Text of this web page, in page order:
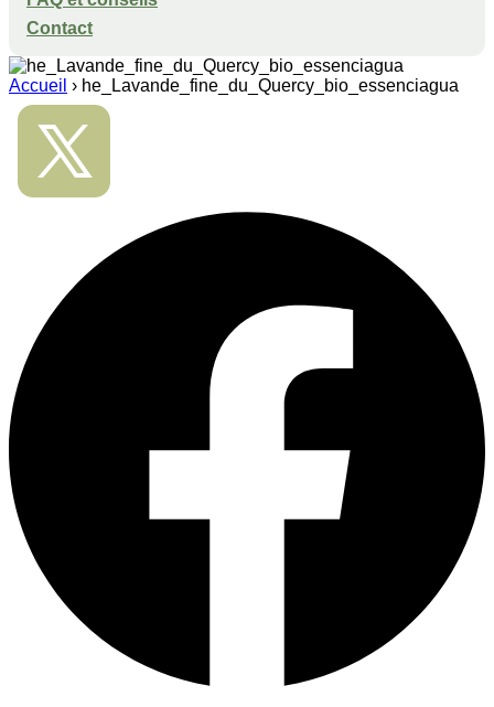
Contact
Accueil › he_Lavande_fine_du_Quercy_bio_essenciagua